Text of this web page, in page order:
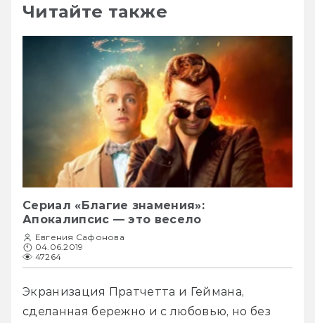
Читайте также
Сериал «Благие знамения»:
Апокалипсис — это весело
Евгения Сафонова
04.06.2019
47264
Экранизация Пратчетта и Геймана,
сделанная бережно и с любовью, но без